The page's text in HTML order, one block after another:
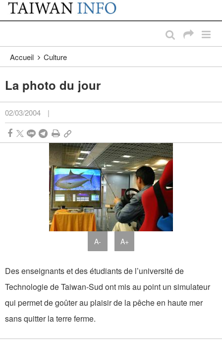
Passer au contenu principal
:::
Accueil Culture
La photo du jour
02/03/2004 |
A- A+
Des enseignants et des étudiants de l’université de
Technologie de Taiwan-Sud ont mis au point un simulateur
qui permet de goûter au plaisir de la pêche en haute mer
sans quitter la terre ferme.